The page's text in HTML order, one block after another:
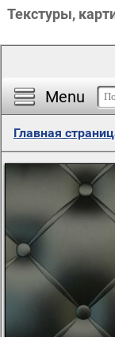
Текстуры,
Menu
Главная